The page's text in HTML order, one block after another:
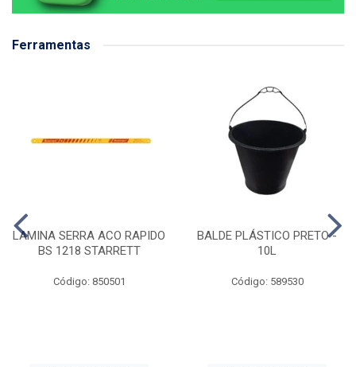
Ferramentas
LAMINA SERRA ACO RAPIDO
BS 1218 STARRETT
Código: 850501
BALDE PLÁSTICO PRETO -
10L
Código: 589530